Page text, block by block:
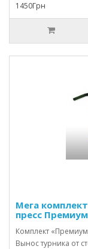
1450Грн
Мега
пресс Премиум
Комплект
Вынос турника от